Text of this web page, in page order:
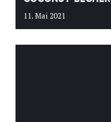
11. Mai 2021